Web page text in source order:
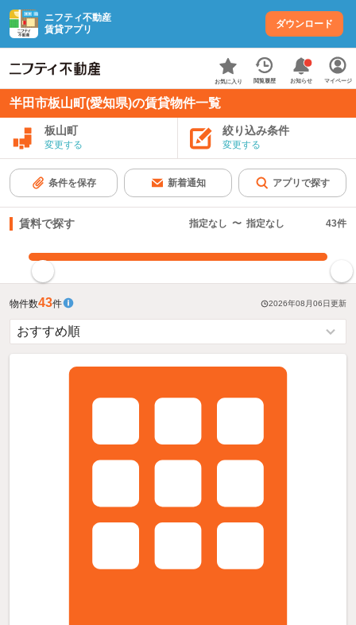
ニフティ不動産
賃貸アプリ
ダウンロード
お気に入り 閲覧履歴 お知らせ マイページ
半田市板山町(愛知県)の賃貸物件一覧
板山町
変更する
絞り込み条件
変更する
条件を保存 新着通知 アプリで探す
賃料で探す 指定なし 〜 指定なし 43件
物件数43件 2026年08月06日更新